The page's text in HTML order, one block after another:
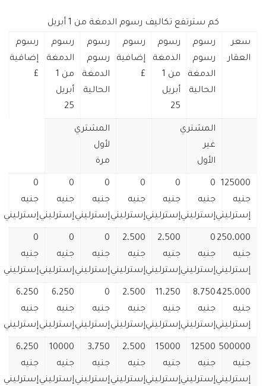
كم سترتفع تكاليف رسوم الدمغة من 1 أبريل
سعر
العقار
رسوم
رسوم
الدمغة
الحالية
رسوم
الدمغة
من 1
أبريل
25
رسوم
إضافية
£
رسوم
رسوم
الدمغة
الحالية
رسوم
الدمغة
من 1
أبريل
25
رسوم
إضافية
£
المشتري
غير
الأول
المشتري
لأول
مرة
125000
جنيه
إسترليني
0
جنيه
إسترليني
0
جنيه
إسترليني
0
جنيه
إسترليني
0
جنيه
إسترليني
0
جنيه
إسترليني
0
جنيه
إسترليني
250،000
جنيه
إسترليني
0
جنيه
إسترليني
2،500
جنيه
إسترليني
2،500
جنيه
إسترليني
0
جنيه
إسترليني
0
جنيه
إسترليني
0
جنيه
إسترليني
425،000
جنيه
إسترليني
8،750
جنيه
إسترليني
11،250
جنيه
إسترليني
2،500
جنيه
إسترليني
0
جنيه
إسترليني
6،250
جنيه
إسترليني
6،250
جنيه
إسترليني
500000
جنيه
إسترليني
12500
جنيه
إسترليني
15000
جنيه
إسترليني
2،500
جنيه
إسترليني
3،750
جنيه
إسترليني
10000
جنيه
إسترليني
6،250
جنيه
إسترليني